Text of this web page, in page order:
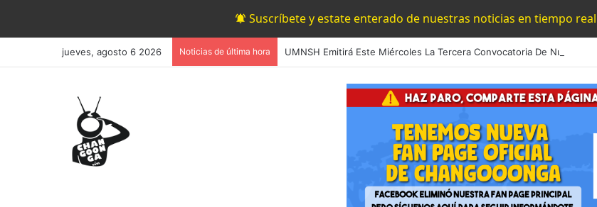
Suscríbete y estate enterado de nuestras noticias en tiempo real
jueves, agosto 6 2026 Noticias de última hora